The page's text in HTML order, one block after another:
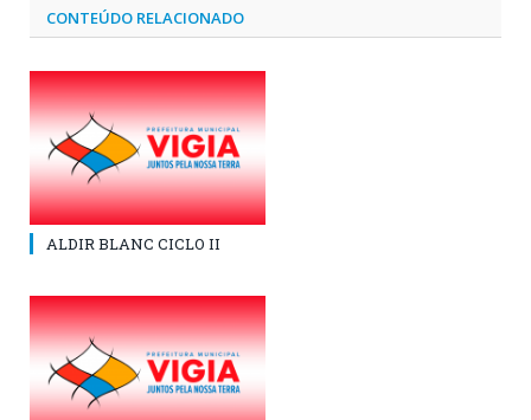
CONTEÚDO RELACIONADO
ALDIR BLANC CICLO II